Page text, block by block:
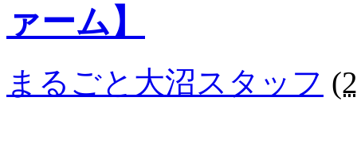
ァーム】
まるごと大沼スタッフ (